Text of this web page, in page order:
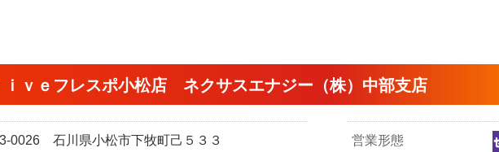
ｉｖｅフレスポ小松店 ネクサスエナジー（株）中部支店
0026 石川県小松市下牧町己５３３ 営業形態